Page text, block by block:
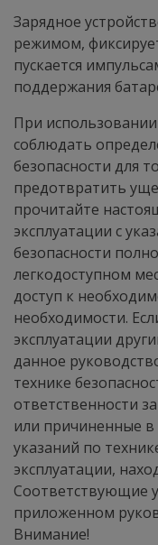
Зарядное
режимом,
пускается
поддержания
При
соблюдать
безопасности для
предотвратить
прочитайте
эксплуатации с
безопасности
легкодоступном
доступ к
необходимости.
эксплуатации
данное
технике
ответственности
или причиненные в
указаний по
эксплуатации,
Соответствующие
приложенном
Внимание!